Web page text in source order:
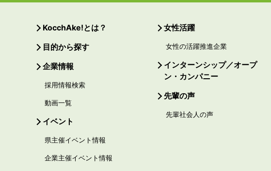
KocchAke!とは？
目的から探す
企業情報
採用情報検索
動画一覧
イベント
県主催イベント情報
企業主催イベント情報
女性活躍
女性の活躍推進企業
インターンシップ／オープ
ン・カンパニー
先輩の声
先輩社会人の声